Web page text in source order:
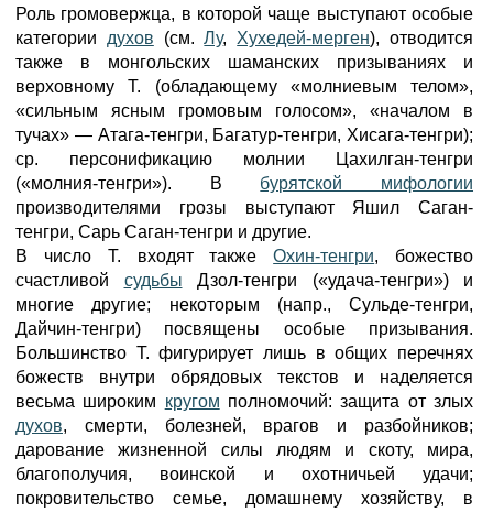
Роль громовержца, в которой чаще выступают особые
категории духов (см.Лу, Хухедей-мерген), отводится
также в монгольских шаманских призываниях и
верховному Т. (обладающему «молниевым телом»,
«сильным ясным громовым голосом», «началом в
тучах» — Атага-тенгри, Багатур-тенгри, Хисага-тенгри);
ср. персонификацию молнии Цахилган-тенгри
(«молния-тенгри»). В бурятской мифологии
производителями грозы выступают Яшил Саган-
тенгри, Сарь Саган-тенгри и другие.
В число Т. входят такжеОхин-тенгри, божество
счастливой судьбы Дзол-тенгри («удача-тенгри») и
многие другие; некоторым (напр., Сульде-тенгри,
Дайчин-тенгри) посвящены особые призывания.
Большинство Т. фигурирует лишь в общих перечнях
божеств внутри обрядовых текстов и наделяется
весьма широким кругом полномочий: защита от злых
духов, смерти, болезней, врагов и разбойников;
дарование жизненной силы людям и скоту, мира,
благополучия, воинской и охотничьей удачи;
покровительство семье, домашнему хозяйству, в